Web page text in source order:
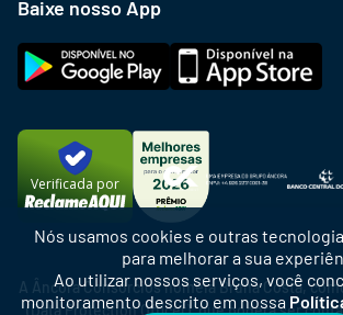
Baixe nosso App
Verificada por
A Âncora Consórcios nomeia Bruna Costa,
(Data Protection Officer), que poderá ser
Nós usamos cookies e outras
para melhorar a sua
Ao utilizar nossos serviços, você
monitoramento descrito em nossa